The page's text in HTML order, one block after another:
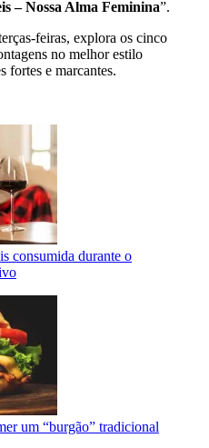
– Nossa Alma Feminina”.
feiras, explora os cinco
no melhor estilo
fortes e marcantes.
consumida durante o
um “burgão” tradicional